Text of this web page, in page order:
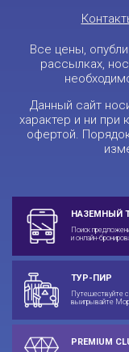
Все цены,
рассылках,
Данный сайт
характер и ни при
офертой.
НАЗЕМНЫЙ
Поиск
и онлайн-
ТУР-ПИР
Путешествуйте с
выигрывайте
PREMIUM